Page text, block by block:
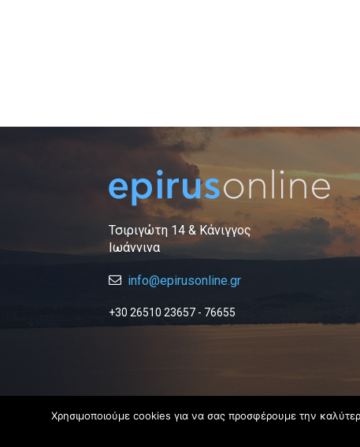
Τσιριγώτη 14 & Κάνιγγος
Ιωάννινα
info@epirusonline.gr
+30 26510 23657 - 76655
Χρησιμοποιούμε cookies για να σας προσφέρουμε την